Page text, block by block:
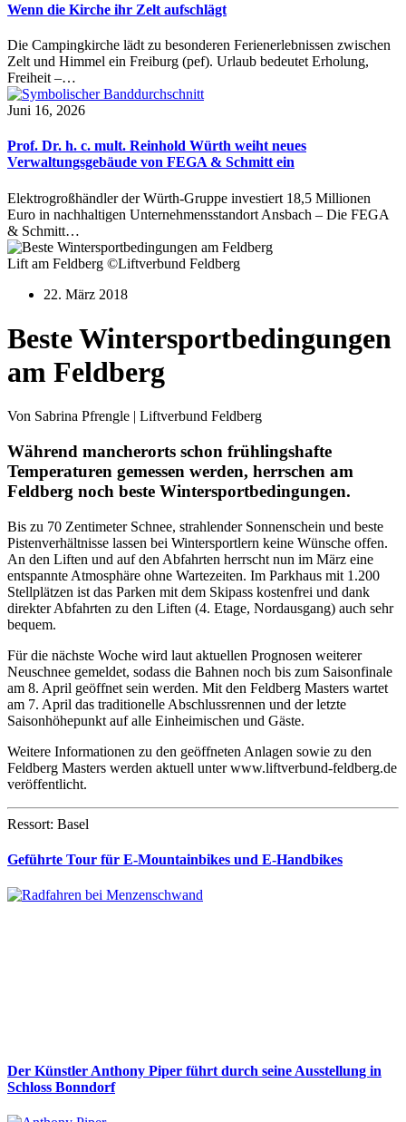
Wenn die Kirche ihr Zelt aufschlägt
Die Campingkirche lädt zu besonderen Ferienerlebnissen zwischen
Zelt und Himmel ein Freiburg (pef). Urlaub bedeutet Erholung,
Freiheit –…
Juni 16, 2026
Prof. Dr. h. c. mult. Reinhold Würth weiht neues
Verwaltungsgebäude von FEGA & Schmitt ein
Elektrogroßhändler der Würth-Gruppe investiert 18,5 Millionen
Euro in nachhaltigen Unternehmensstandort Ansbach – Die FEGA
& Schmitt…
Lift am Feldberg ©Liftverbund Feldberg
22. März 2018
Beste Wintersportbedingungen
am Feldberg
Von Sabrina Pfrengle | Liftverbund Feldberg
Während mancherorts schon frühlingshafte
Temperaturen gemessen werden, herrschen am
Feldberg noch beste Wintersportbedingungen.
Bis zu 70 Zentimeter Schnee, strahlender Sonnenschein und beste
Pistenverhältnisse lassen bei Wintersportlern keine Wünsche offen.
An den Liften und auf den Abfahrten herrscht nun im März eine
entspannte Atmosphäre ohne Wartezeiten. Im Parkhaus mit 1.200
Stellplätzen ist das Parken mit dem Skipass kostenfrei und dank
direkter Abfahrten zu den Liften (4. Etage, Nordausgang) auch sehr
bequem.
Für die nächste Woche wird laut aktuellen Prognosen weiterer
Neuschnee gemeldet, sodass die Bahnen noch bis zum Saisonfinale
am 8. April geöffnet sein werden. Mit den Feldberg Masters wartet
am 7. April das traditionelle Abschlussrennen und der letzte
Saisonhöhepunkt auf alle Einheimischen und Gäste.
Weitere Informationen zu den geöffneten Anlagen sowie zu den
Feldberg Masters werden aktuell unter www.liftverbund-feldberg.de
veröffentlicht.
Ressort: Basel
Geführte Tour für E-Mountainbikes und E-Handbikes
Der Künstler Anthony Piper führt durch seine Ausstellung in
Schloss Bonndorf